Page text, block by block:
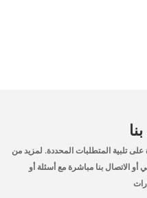
تلبية المتطلبات المحددة. لمزيد من
أو الاتصال بنا مباشرة مع أسئلة أو